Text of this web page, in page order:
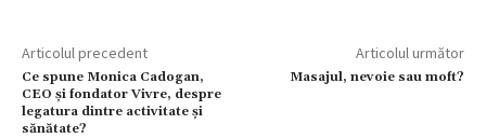
Articolul precedent
Ce spune Monica Cadogan,
CEO și fondator Vivre, despre
legatura dintre activitate și
sănătate?
Articolul următor
Masajul, nevoie sau moft?